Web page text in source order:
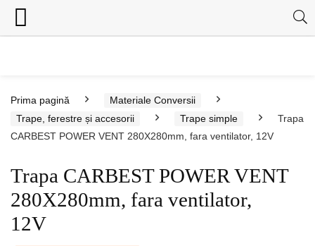
Prima pagină
Materiale Conversii
Trape, ferestre și accesorii
Trape simple
Trapa
CARBEST POWER VENT 280X280mm, fara ventilator, 12V
Trapa CARBEST POWER VENT
280X280mm, fara ventilator,
12V